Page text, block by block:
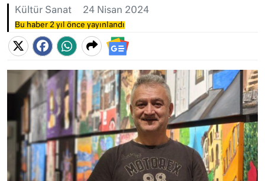
Kültür Sanat 24 Nisan 2024
Bu haber 2 yıl önce yayınlandı